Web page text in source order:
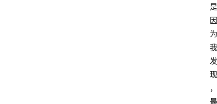
是
因
为
我
发
现
，
最